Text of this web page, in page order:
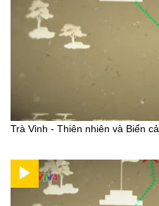
Trà Vinh - Thiên nhiên và Biển cả